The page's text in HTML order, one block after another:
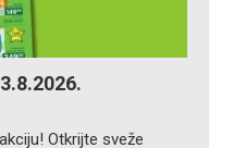
Otkrijte sveže